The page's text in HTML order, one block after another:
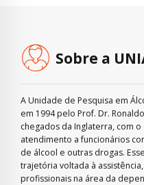
Sobre a
A Unidade de Pesquisa em
em 1994 pelo Prof. Dr.
chegados da Inglaterra, com
atendimento a funcionários
de álcool e outras drogas.
trajetória voltada à
profissionais na área da